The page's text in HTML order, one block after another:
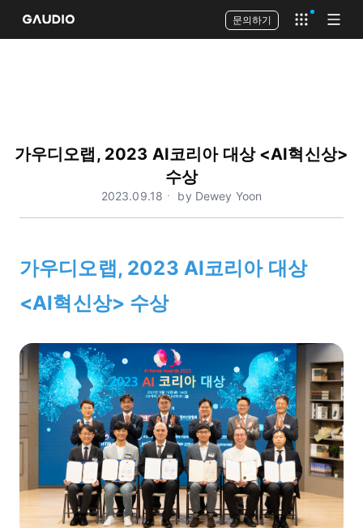
문의하기
Open app
가우디오랩, 2023 AI코리아 대상 <AI혁신상>
수상
2023.09.18ㆍ by Dewey Yoon
가우디오랩, 2023 AI코리아 대상
<AI혁신상> 수상